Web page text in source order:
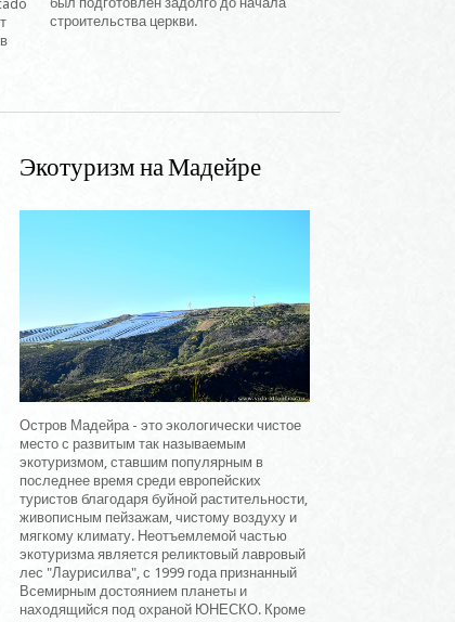
строительства церкви.
Экотуризм на Мадейре
Остров Мадейра - это экологически чистое
место с развитым так называемым
экотуризмом, ставшим популярным в
последнее время среди европейских
туристов благодаря буйной растительности,
живописным пейзажам, чистому воздуху и
мягкому климату. Неотъемлемой частью
экотуризма является реликтовый лавровый
лес "Лаурисилва", с 1999 года признанный
Всемирным достоянием планеты и
находящийся под охраной ЮНЕСКО. Кроме